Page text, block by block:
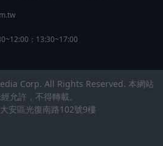
；13:30~17:00
Corp. All Rights Reserved. 本網站
允許，不得轉載。
安區光復南路102號9樓